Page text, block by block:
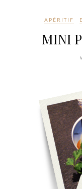
APÉRITIF
MINI